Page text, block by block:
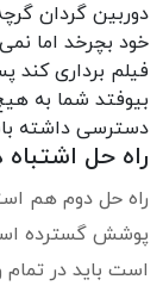
خود بچرخد اما
فیلم برداری کند
بیوفتد شما به
دسترسی داشته
راه حل اشتباه
راه حل دوم هم
پوشش گسترده
است باید در